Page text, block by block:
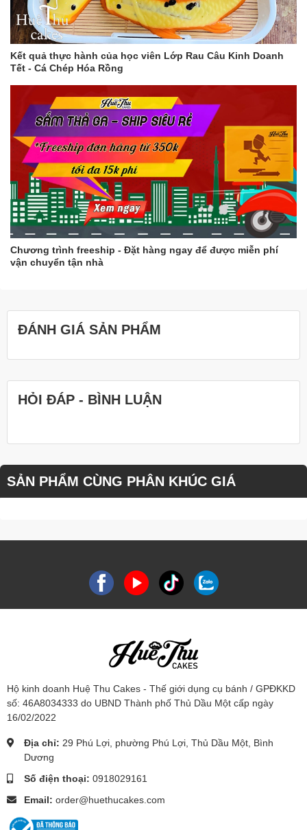
Kết quả thực hành của học viên Lớp Rau Câu Kinh Doanh
Tết - Cá Chép Hóa Rồng
Chương trình freeship - Đặt hàng ngay để được miễn phí
vận chuyển tận nhà
ĐÁNH GIÁ SẢN PHẨM
HỎI ĐÁP - BÌNH LUẬN
SẢN PHẨM CÙNG PHÂN KHÚC GIÁ
Hộ kinh doanh Huệ Thu Cakes - Thế giới dụng cụ bánh / GPĐKKD
số: 46A8034333 do UBND Thành phố Thủ Dầu Một cấp ngày
16/02/2022
Địa chỉ: 29 Phú Lợi, phường Phú Lợi, Thủ Dầu Một, Bình
Dương
Số điện thoại: 0918029161
Email: order@huethucakes.com